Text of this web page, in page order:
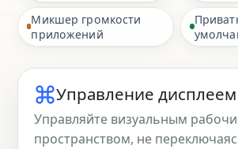
Микшер громкости
приложений
Управление
Управляйте визуальным
пространством, не